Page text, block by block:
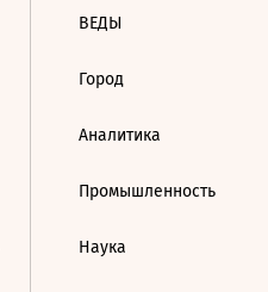
ВЕДЫ
Город
Аналитика
Промышленность
Наука